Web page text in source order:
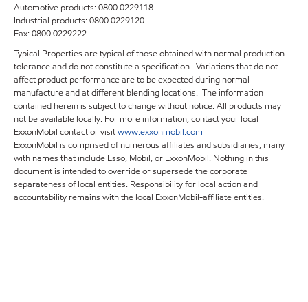
Automotive products: 0800 0229118
Industrial products: 0800 0229120
Fax: 0800 0229222
Typical Properties are typical of those obtained with normal production
tolerance and do not constitute a specification. Variations that do not
affect product performance are to be expected during normal
manufacture and at different blending locations. The information
contained herein is subject to change without notice. All products may
not be available locally. For more information, contact your local
ExxonMobil contact or visitwww.exxonmobil.com
ExxonMobil is comprised of numerous affiliates and subsidiaries, many
with names that include Esso, Mobil, or ExxonMobil. Nothing in this
document is intended to override or supersede the corporate
separateness of local entities. Responsibility for local action and
accountability remains with the local ExxonMobil-affiliate entities.